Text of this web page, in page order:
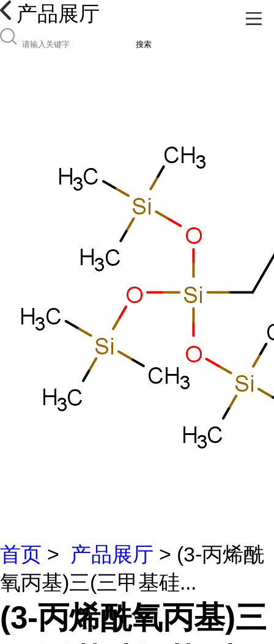
产品展厅
搜索
首页 > 产品展厅 > (3-丙烯酰
氧丙基)三(三甲基硅...
(3-丙烯酰氧丙基)三